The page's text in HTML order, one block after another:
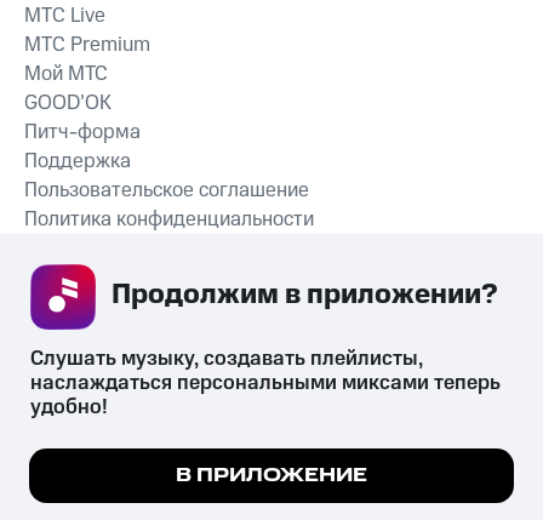
СКАЧАТЬ ПРИЛОЖЕНИЕ
MTС Live
MTС Premium
Мой МТС
GOOD’OK
Питч-форма
Поддержка
Пользовательское соглашение
Политика конфиденциальности
психотропных веществ, их аналогов причиняет вред здоровью,
их незаконный оборот запрещён и влечёт установленную
законодательством ответственность.
Мы используем куки, чтобы на сайте все
Подробнее
Слушать музыку, создавать плейлисты,
наслаждаться персональными миксами теперь
удобно!
В ПРИЛОЖЕНИЕ